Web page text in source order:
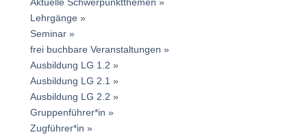
Lehrgänge
Seminar
frei buchbare Veranstaltungen
Ausbildung LG 1.2
Ausbildung LG 2.1
Ausbildung LG 2.2
Gruppenführer*in
Zugführer*in